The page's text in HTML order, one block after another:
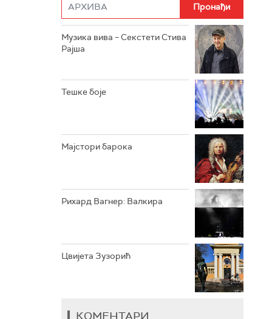
РАДИО РОКЕНРОЛЕР
РАДИО ЏУБОКС
РАДИО ВРТЕШКА
РАДИО ЏЕЗЕР
Музика вива – Секстети Стива
Рајша
Тешке боје
Мајстори барока
Рихард Вагнер: Валкира
Цвијета Зузорић
КОМЕНТАРИ